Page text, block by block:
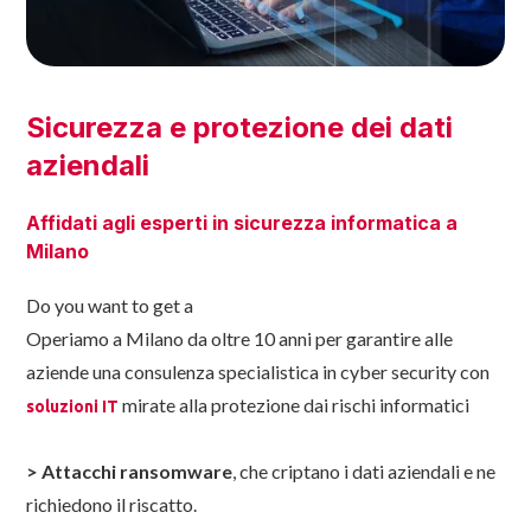
Sicurezza e protezione dei dati
aziendali
Affidati agli esperti in sicurezza informatica a
Milano
Do you want to get a
Operiamo a Milano da oltre 10 anni per garantire alle
aziende una consulenza specialistica in cyber security con
soluzioni IT mirate alla protezione dai rischi informatici
> Attacchi ransomware, che criptano i dati aziendali e ne
richiedono il riscatto.